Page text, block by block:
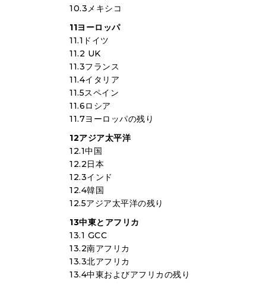
10.3メキシコ
11ヨーロッパ
11.1ドイツ
11.2 UK
11.3フランス
11.4イタリア
11.5スペイン
11.6ロシア
11.7ヨーロッパの残り
12アジア太平洋
12.1中国
12.2日本
12.3インド
12.4韓国
12.5アジア太平洋の残り
13中東とアフリカ
13.1 GCC
13.2南アフリカ
13.3北アフリカ
13.4中東およびアフリカの残り